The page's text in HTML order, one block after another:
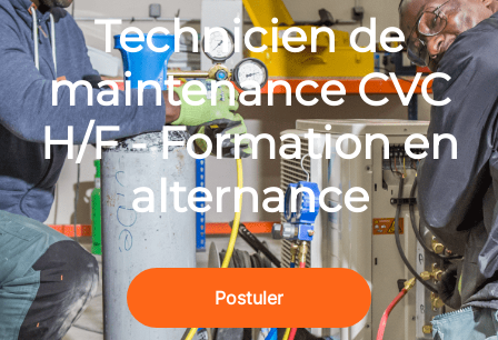
Technicien de
maintenance CVC
H/F - Formation en
alternance
Postuler